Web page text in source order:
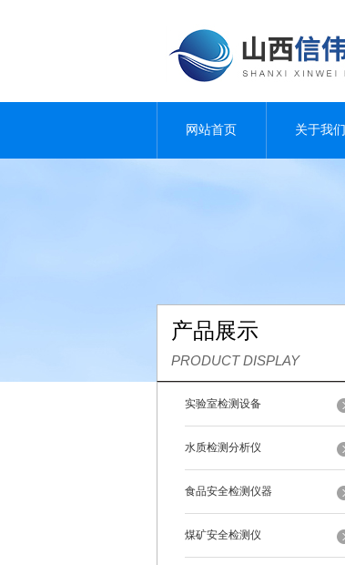
网站首页 关于我们
产品展示
PRODUCT DISPLAY
实验室检测设备
水质检测分析仪
食品安全检测仪器
煤矿安全检测仪